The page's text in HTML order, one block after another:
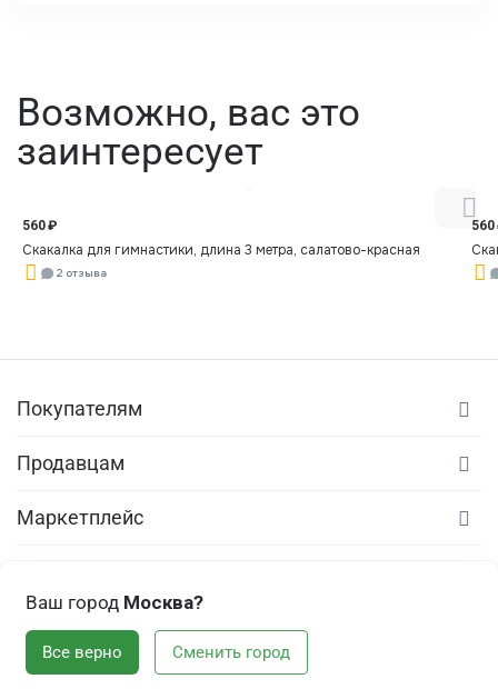
Ваш город Москва?
Все верно Сменить город
Возможно, вас это
заинтересует
560₽
Скакалка для гимнастики, длина 3 метра, салатово-красная
2 отзыва
560
Покупателям
Продавцам
Маркетплейс
Все права защищены.